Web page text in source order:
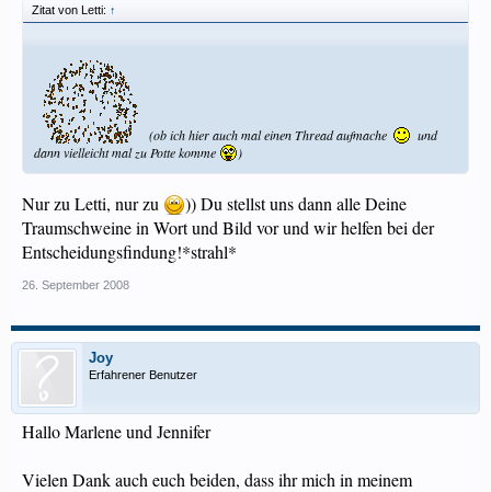
Zitat von Letti: ↑
(ob ich hier auch mal einen Thread aufmache
und
dann vielleicht mal zu Potte komme
)
Nur zu Letti, nur zu
)) Du stellst uns dann alle Deine
Traumschweine in Wort und Bild vor und wir helfen bei der
Entscheidungsfindung!*strahl*
26. September 2008
Joy
Erfahrener Benutzer
Hallo Marlene und Jennifer
Vielen Dank auch euch beiden, dass ihr mich in meinem